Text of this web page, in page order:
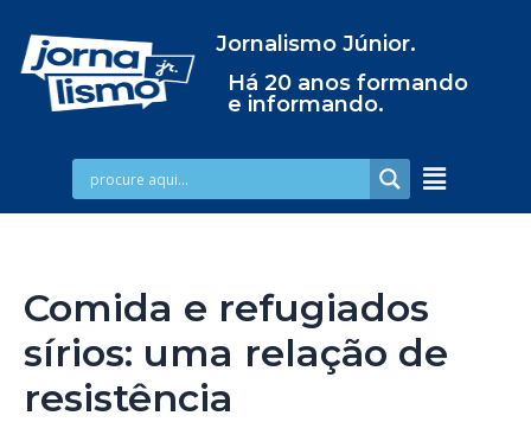
Jornalismo Júnior.
Há 20 anos formando
e informando.
Comida e refugiados
sírios: uma relação de
resistência